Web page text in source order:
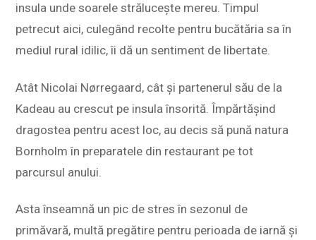
insula unde soarele strălucește mereu. Timpul
petrecut aici, culegând recolte pentru bucătăria sa în
mediul rural idilic, îi dă un sentiment de libertate.
Atât Nicolai Nørregaard, cât și partenerul său de la
Kadeau au crescut pe insula însorită. Împărtășind
dragostea pentru acest loc, au decis să pună natura
Bornholm în preparatele din restaurant pe tot
parcursul anului.
Asta înseamnă un pic de stres în sezonul de
primăvară, multă pregătire pentru perioada de iarnă și